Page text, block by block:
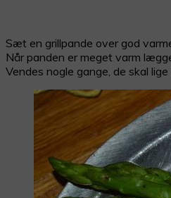
Sæt en grillpande over god
Når panden er meget varm
Vendes nogle gange, de skal